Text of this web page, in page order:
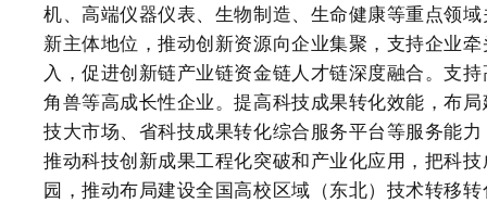
机、高端仪器仪表、生物制造、生命健康等重点领
新主体地位，推动创新资源向企业集聚，支持企业
入，促进创新链产业链资金链人才链深度融合。支
角兽等高成长性企业。提高科技成果转化效能，布
技大市场、省科技成果转化综合服务平台等服务能
推动科技创新成果工程化突破和产业化应用，把科
园，推动布局建设全国高校区域（东北）技术转移